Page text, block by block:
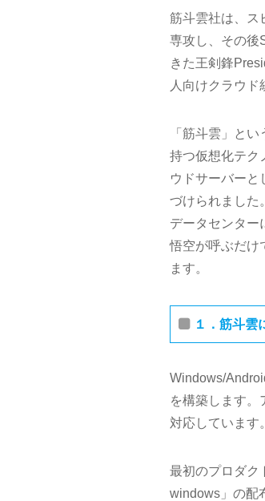
筋斗雲社は、ス
専攻し、その後
きた王剣鋒
人向けクラウド
「筋斗雲」と
持つ仮想化テク
ウドサーバーと
づけられました。
データセンター
悟空が呼ぶだけ
ます。
１．筋斗雲
Windows/
を構築します。
対応しています。
最初のプロダク
windows」の配